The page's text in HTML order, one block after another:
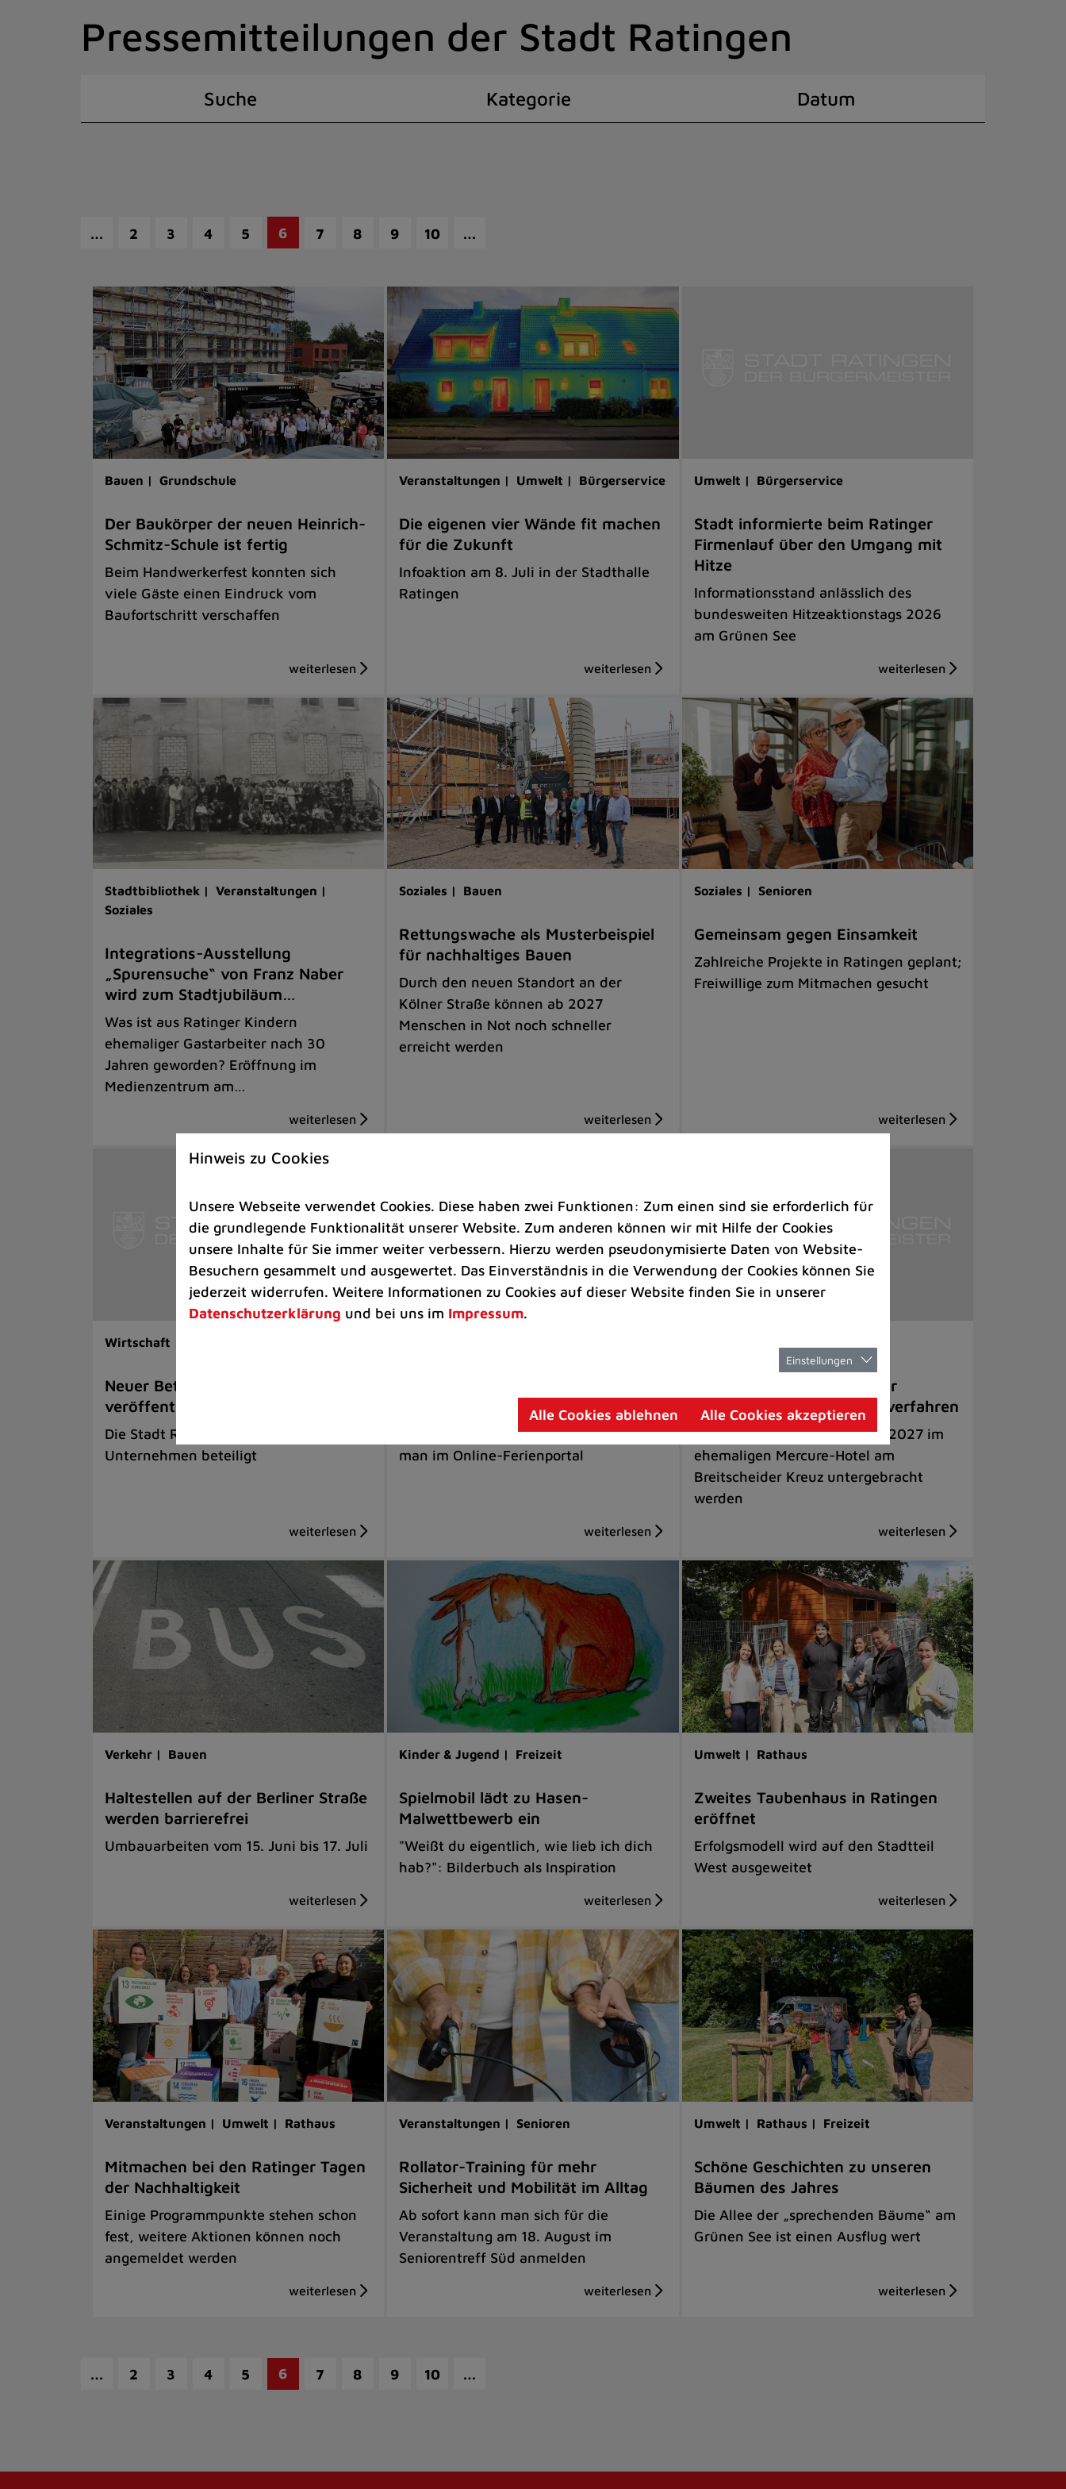
Pressemitteilungen der Stadt Ratingen
Suche Kategorie Datum
… 2 3 4 5 6 7 8 9 10 …
Bauen | Grundschule
Der Baukörper der neuen Heinrich-
Schmitz-Schule ist fertig
Beim Handwerkerfest konnten sich
viele Gäste einen Eindruck vom
Baufortschritt verschaffen
Veranstaltungen | Umwelt | Bürgerservice
Die eigenen vier Wände fit machen
für die Zukunft
Infoaktion am 8. Juli in der Stadthalle
Ratingen
Umwelt | Bürgerservice
Stadt informierte beim Ratinger
Firmenlauf über den Umgang mit
Hitze
Informationsstand anlässlich des
bundesweiten Hitzeaktionstags 2026
am Grünen See
Stadtbibliothek |
Veranstaltungen |
Soziales
Integrations-Ausstellung
„Spurensuche“ von Franz Naber
wird zum Stadtjubiläum…
Was ist aus Ratinger Kindern
ehemaliger Gastarbeiter nach 30
Jahren geworden? Eröffnung im
Medienzentrum am…
Soziales | Bauen
Rettungswache als Musterbeispiel
für nachhaltiges Bauen
Durch den neuen Standort an der
Kölner Straße können ab 2027
Menschen in Not noch schneller
erreicht werden
Soziales | Senioren
Gemeinsam gegen Einsamkeit
Zahlreiche Projekte in Ratingen geplant;
Freiwillige zum Mitmachen gesucht
Wirtschaft |
Neuer Beteiligungsbericht der Stadt
veröffentlicht
Die Stadt Ratingen ist an verschiedenen
Unternehmen beteiligt
Gesamtübersicht der Angebote findet
man im Online-Ferienportal
ZUE in Breitscheid wird zur
Einrichtung für Asylgrenzverfahren
Bis zu 60 Personen sollen ab 2027 im
ehemaligen Mercure-Hotel am
Breitscheider Kreuz untergebracht
werden
Verkehr | Bauen
Haltestellen auf der Berliner Straße
werden barrierefrei
Umbauarbeiten vom 15. Juni bis 17. Juli
Kinder & Jugend | Freizeit
Spielmobil lädt zu Hasen-
Malwettbewerb ein
"Weißt du eigentlich, wie lieb ich dich
hab?": Bilderbuch als Inspiration
Umwelt | Rathaus
Zweites Taubenhaus in Ratingen
eröffnet
Erfolgsmodell wird auf den Stadtteil
West ausgeweitet
Veranstaltungen | Umwelt | Rathaus
Mitmachen bei den Ratinger Tagen
der Nachhaltigkeit
Einige Programmpunkte stehen schon
fest, weitere Aktionen können noch
angemeldet werden
Veranstaltungen | Senioren
Rollator-Training für mehr
Sicherheit und Mobilität im Alltag
Ab sofort kann man sich für die
Veranstaltung am 18. August im
Seniorentreff Süd anmelden
Umwelt | Rathaus | Freizeit
Schöne Geschichten zu unseren
Bäumen des Jahres
Die Allee der „sprechenden Bäume“ am
Grünen See ist einen Ausflug wert
… 2 3 4 5 6 7 8 9 10 …
Hinweis zu Cookies
Unsere Webseite verwendet Cookies. Diese haben zwei Funktionen: Zum einen sind sie erforderlich für
die grundlegende Funktionalität unserer Website. Zum anderen können wir mit Hilfe der Cookies
unsere Inhalte für Sie immer weiter verbessern. Hierzu werden pseudonymisierte Daten von Website-
Besuchern gesammelt und ausgewertet. Das Einverständnis in die Verwendung der Cookies können Sie
jederzeit widerrufen. Weitere Informationen zu Cookies auf dieser Website finden Sie in unserer
Datenschutzerklärung und bei uns im Impressum.
Einstellungen
Alle Cookies ablehnen Alle Cookies akzeptieren